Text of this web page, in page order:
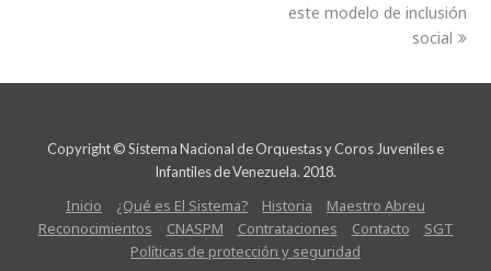
este modelo de inclusión
social
Copyright © Sistema Nacional de Orquestas y Coros Juveniles e
Infantiles de Venezuela. 2018.
Inicio ¿Qué es El Sistema? Historia
Maestro Abreu
Reconocimientos
CNASPM Contrataciones Contacto
SGT
Políticas de protección y seguridad